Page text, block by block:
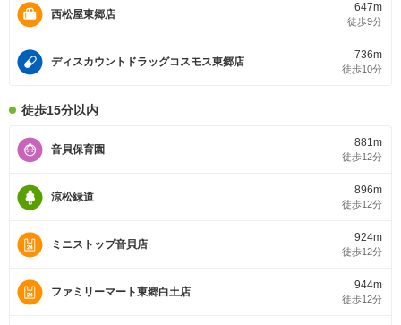
西松屋東郷店
647m
徒歩9分
ディスカウントドラッグコスモス東郷店
736m
徒歩10分
徒歩15分以内
音貝保育園
881m
徒歩12分
涼松緑道
896m
徒歩12分
ミニストップ音貝店
924m
徒歩12分
ファミリーマート東郷白土店
944m
徒歩12分